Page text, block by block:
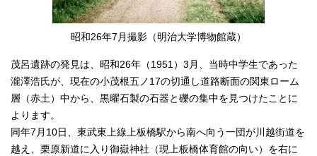
昭和26年7月撮影（明治大学博物館蔵）
茂呂遺跡の発見は、昭和26年（1951）3月、当時中学生であった
瀧澤浩氏が、現在の小茂根五ノ17の切通し道路断面の関東ローム
層（赤土）中から、黒曜石製の石器と礫の集中を見つけたことに
よります。
同年7月10日、東武東上線上板橋駅から南へ向う一団が川越街道を
越え、栗原新道に入り御嶽神社（現上板橋体育館の向い）を右に